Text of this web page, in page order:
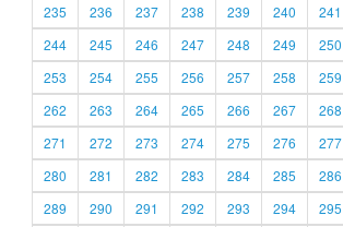
235
236 237 238 239 240 241
244
245 246 247 248 249 250
253
254 255 256 257 258 259
262
263 264 265 266 267 268
271
272 273 274 275 276 277
280
281 282 283 284 285 286
289
290 291 292 293 294 295